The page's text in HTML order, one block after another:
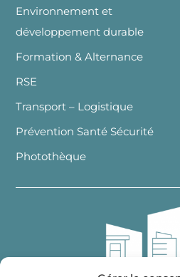
Environnement et
développement durable
Formation & Alternance
RSE
Transport – Logistique
Prévention Santé Sécurité
Photothèque